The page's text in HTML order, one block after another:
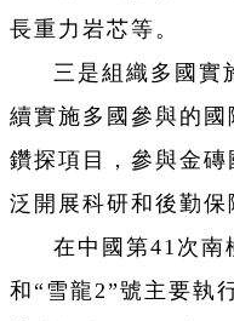
長重力岩芯等。
三是組織多國實
續實施多國參與的
鑽探項目，參與金
泛開展科研和後勤保
在中國第41次南
和“雪龍2”號主要執